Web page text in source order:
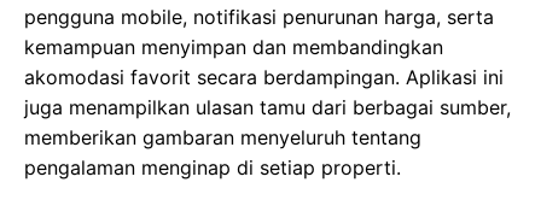
pengguna mobile, notifikasi penurunan harga, serta
kemampuan menyimpan dan membandingkan
akomodasi favorit secara berdampingan. Aplikasi ini
juga menampilkan ulasan tamu dari berbagai sumber,
memberikan gambaran menyeluruh tentang
pengalaman menginap di setiap properti.